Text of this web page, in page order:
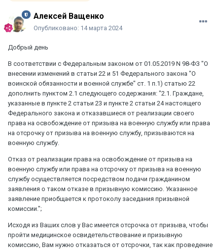
Алексей Ващенко
Опубликовано: 14 марта 2024
Добрый день
В соответствии с Федеральным законом от 01.05.2019 N 98-ФЗ "О
внесении изменений в статьи 22 и 51 Федерального закона "О
воинской обязанности и военной службе" ст. 1 п.1) статью 22
дополнить пунктом 2.1 следующего содержания: "2.1. Граждане,
указанные в пункте 2 статьи 23 и пункте 2 статьи 24 настоящего
Федерального закона и отказавшиеся от реализации своего
права на освобождение от призыва на военную службу или права
на отсрочку от призыва на военную службу, призываются на
военную службу.
Отказ от реализации права на освобождение от призыва на
военную службу или права на отсрочку от призыва на военную
службу осуществляется посредством подачи гражданином
заявления о таком отказе в призывную комиссию. Указанное
заявление приобщается к протоколу заседания призывной
комиссии.";
Исходя из Ваших слов у Вас имеется отсрочка от призыва, чтобы
пройти медицинское освидетельствование и призывную
комиссию, Вам нужно отказаться от отсрочки, так как проведение